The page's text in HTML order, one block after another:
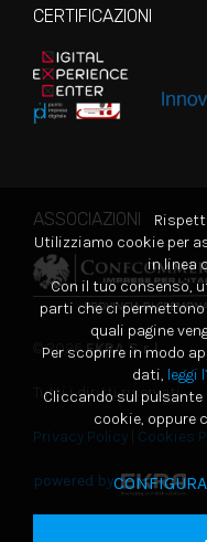
CERTIFICAZIONI
ASSOCIAZIONI
© 2026EKRA S.r.l.
Tutti i diritti riservati
Privacy Policy Cookies
powered by
Utilizziamo cookie per
in linea
Con il tuo consenso,
parti che ci
quali pagine
Per scoprire in modo
dati, leggi
Cliccando sul pulsante
cookie, oppure